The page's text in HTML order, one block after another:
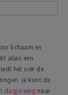
lichaam en
alles een
het ook de
Je kunt de
dagje weg naar